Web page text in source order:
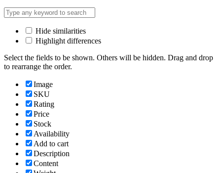
Hide similarities
Highlight differences
Select the fields to be shown. Others will be hidden. Drag and drop
to rearrange the order.
Image
SKU
Rating
Price
Stock
Availability
Add to cart
Description
Content